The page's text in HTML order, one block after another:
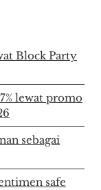
Block Party
lewat promo
sebagai
safe